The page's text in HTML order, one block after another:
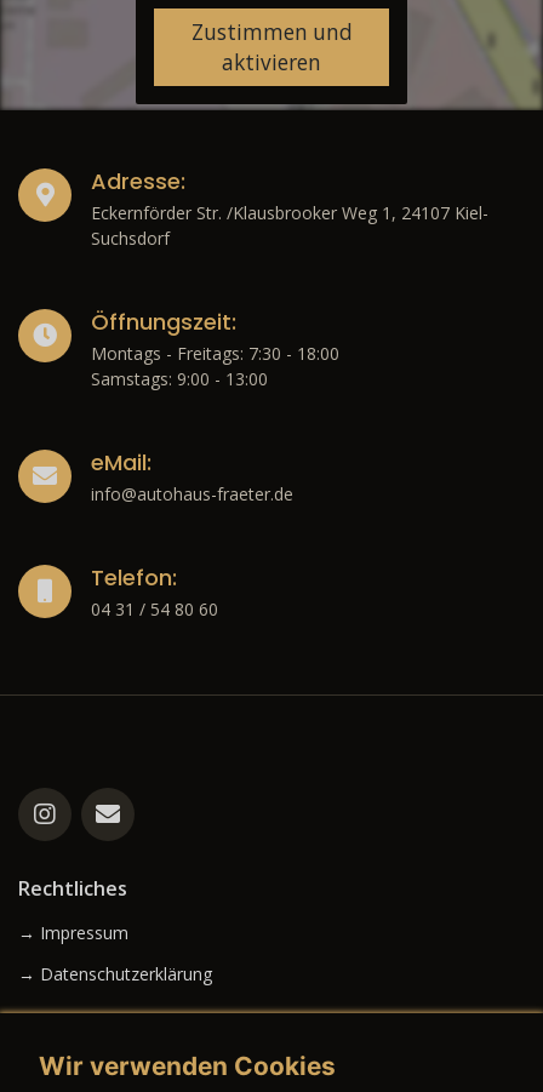
Zustimmen und
aktivieren
Adresse:
Eckernförder Str. /Klausbrooker Weg 1, 24107 Kiel-
Suchsdorf
Öffnungszeit:
Montags - Freitags: 7:30 - 18:00
Samstags: 9:00 - 13:00
eMail:
info@autohaus-fraeter.de
Telefon:
04 31 / 54 80 60
Rechtliches
→ Impressum
→ Datenschutzerklärung
Wir verwenden Cookies